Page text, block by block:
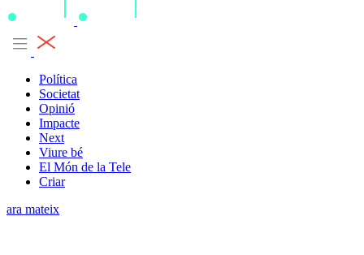
Política
Societat
Opinió
Impacte
Next
Viure bé
El Món de la Tele
Criar
ara mateix